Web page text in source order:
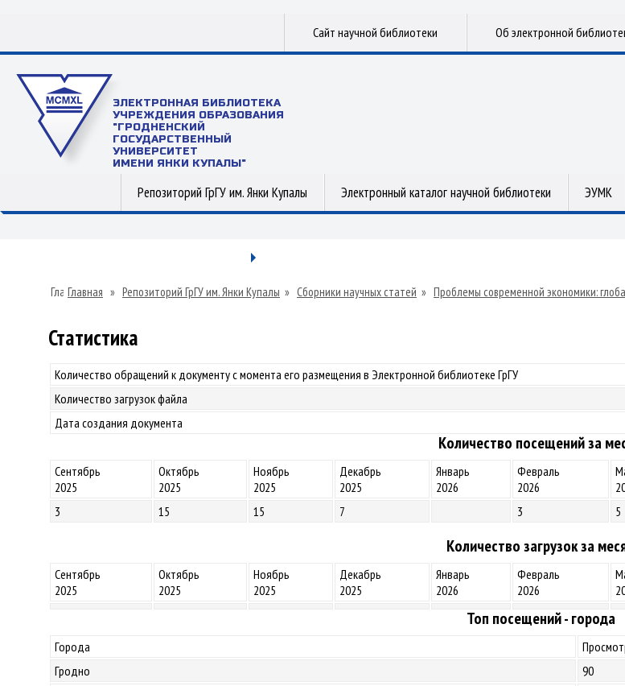
Сайт научной библиотеки Об электронной
ЭЛЕКТРОННАЯ БИБЛИОТЕКА
УЧРЕЖДЕНИЯ ОБРАЗОВАНИЯ
"ГРОДНЕНСКИЙ
ГОСУДАРСТВЕННЫЙ
УНИВЕРСИТЕТ
ИМЕНИ ЯНКИ КУПАЛЫ"
Репозиторий ГрГУ им. Янки Купалы Электронный каталог научной библиотеки ЭУМК
Главная » Репозиторий ГрГУ им. Янки Купалы » Сборники научных статей » Проблемы современной экономики:
Статистика
Количество обращений к документу с момента его размещения в Электронной библиотеке ГрГУ
Количество загрузок файла
Дата создания документа
Количество посещений за
Сентябрь
2025
Октябрь
2025
Ноябрь
2025
Декабрь
2025
Январь
2026
Февраль
2026
3
15 15 7 3 5
Количество загрузок за
Сентябрь
2025
Октябрь
2025
Ноябрь
2025
Декабрь
2025
Январь
2026
Февраль
2026
Топ посещений - города
Города
Гродно
90